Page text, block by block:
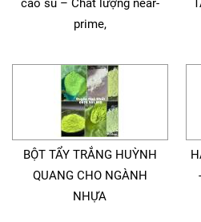
cao su – Chất lượng near-
prime,
BỘT TẨY TRẮNG HUỲNH
QUANG CHO NGÀNH
NHỰA